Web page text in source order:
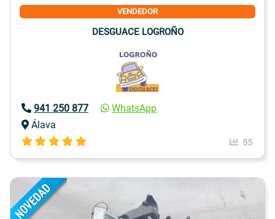
VENDEDOR
DESGUACE LOGROÑO
941 250 877
WhatsApp
Álava
55